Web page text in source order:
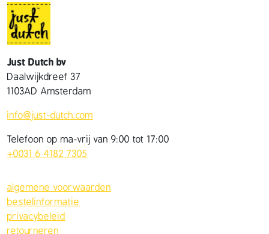
Just Dutch bv
Daalwijkdreef 37
1103AD Amsterdam
info@just-dutch.com
Telefoon op ma-vrij van 9:00 tot 17:00
+0031 6 4182 7305
algemene voorwaarden
bestelinformatie
privacybeleid
retourneren